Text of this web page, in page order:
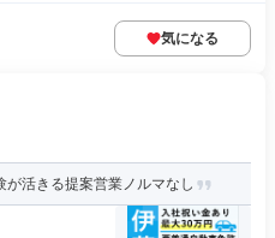
気になる
が活きる提案営業ノルマなし